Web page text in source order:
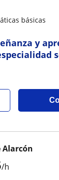
básicas
y
/h
Alarcón